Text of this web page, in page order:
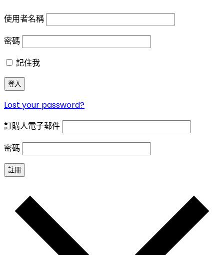
使用者名稱
密碼
記住我
登入
Lost your password?
訂購人電子郵件
密碼
註冊